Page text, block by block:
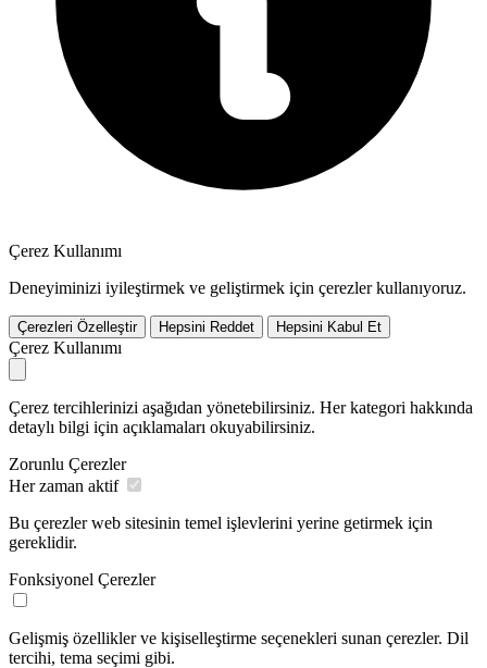
Çerez Kullanımı
Deneyiminizi iyileştirmek ve geliştirmek için çerezler kullanıyoruz.
Çerezleri Özelleştir Hepsini Reddet Hepsini Kabul Et
Çerez Kullanımı
Çerez tercihlerinizi aşağıdan yönetebilirsiniz. Her kategori hakkında
detaylı bilgi için açıklamaları okuyabilirsiniz.
Zorunlu Çerezler
Her zaman aktif
Bu çerezler web sitesinin temel işlevlerini yerine getirmek için
gereklidir.
Fonksiyonel Çerezler
Gelişmiş özellikler ve kişiselleştirme seçenekleri sunan çerezler. Dil
tercihi, tema seçimi gibi.